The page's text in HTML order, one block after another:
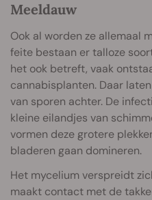
Meeldauw
Ook al worden ze allemaal
feite bestaan er talloze
het ook betreft, vaak
cannabisplanten. Daar
van sporen achter. De
kleine eilandjes van
vormen deze grotere
bladeren gaan domineren.
Het mycelium verspreidt
maakt contact met de